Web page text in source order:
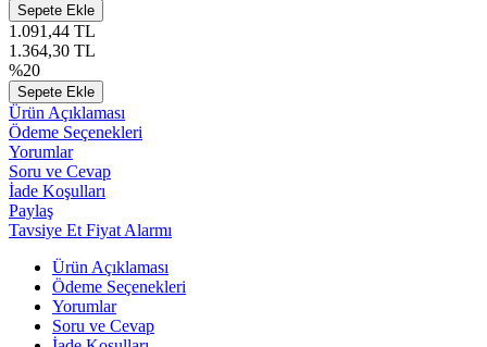
Sepete Ekle
1.091,44 TL
1.364,30 TL
%20
Sepete Ekle
Ürün Açıklaması
Ödeme Seçenekleri
Yorumlar
Soru ve Cevap
İade Koşulları
Paylaş
Tavsiye Et Fiyat Alarmı
Ürün Açıklaması
Ödeme Seçenekleri
Yorumlar
Soru ve Cevap